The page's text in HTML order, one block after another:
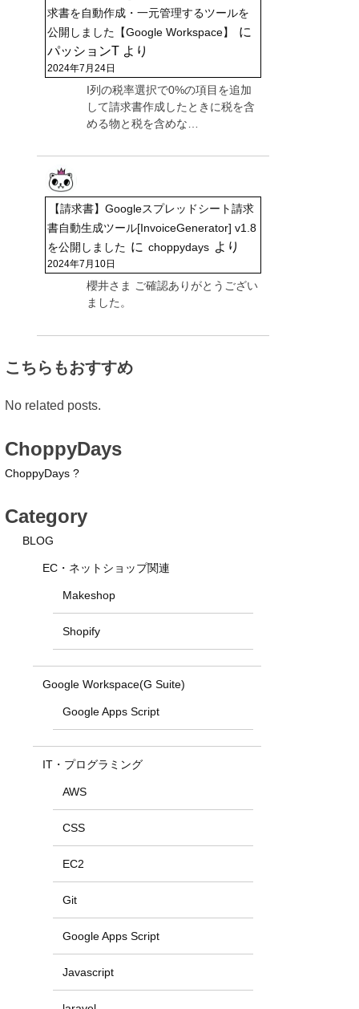
求書を自動作成・一元管理するツールを
公開しました【Google Workspace】
に
パッションT より
2024年7月24日
I列の税率選択で0%の項目を追加
して請求書作成したときに税を含
める物と税を含めな…
【請求書】Googleスプレッドシート請求
書自動生成ツール[InvoiceGenerator] v1.8
を公開しました に choppydays より
2024年7月10日
櫻井さま ご確認ありがとうござい
ました。
こちらもおすすめ
No related posts.
ChoppyDays
ChoppyDays ?
Category
BLOG
EC・ネットショップ関連
Makeshop
Shopify
Google Workspace(G Suite)
Google Apps Script
IT・プログラミング
AWS
CSS
EC2
Git
Google Apps Script
Javascript